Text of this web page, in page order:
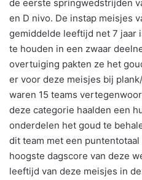
de eerste springwedstrijden
en D nivo. De instap meisjes
gemiddelde leeftijd net 7 jaar
te houden in een zwaar
overtuiging pakten ze het
er voor deze meisjes bij
waren 15 teams
deze categorie haalden een
onderdelen het goud te
dit team met een
hoogste dagscore van deze
leeftijd van deze meisjes in